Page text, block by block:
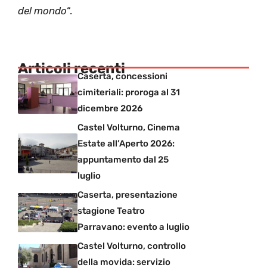
del mondo“.
Articoli recenti
Caserta, concessioni
cimiteriali: proroga al 31
dicembre 2026
Castel Volturno, Cinema
Estate all’Aperto 2026:
appuntamento dal 25
luglio
Caserta, presentazione
stagione Teatro
Parravano: evento a luglio
Castel Volturno, controllo
della movida: servizio